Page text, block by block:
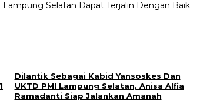
Selatan Dapat Terjalin Dengan Baik
Dilantik Sebagai Kabid Yansoskes Dan
UKTD PMI Lampung Selatan, Anisa Alfia
Ramadanti Siap Jalankan Amanah